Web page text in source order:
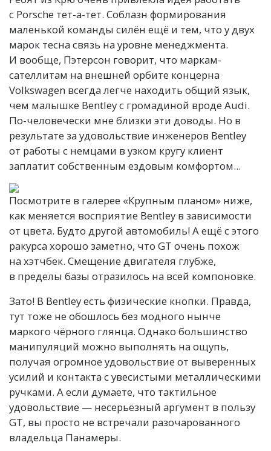
с Porsche тет-а-тет. Соблазн формирования
маленькой команды силён ещё и тем, что у двух
марок тесна связь на уровне менеджмента.
И вообще, Пэтерсон говорит, что маркам-
сателлитам на внешней орбите концерна
Volkswagen всегда легче находить общий язык,
чем малышке Bentley с громадиной вроде Audi.
По-человечески мне близки эти доводы. Но в
результате за удовольствие инженеров Bentley
от работы с немцами в узком кругу клиент
заплатит собственным ездовым комфортом...
Посмотрите в галерее «Крупным планом» ниже,
как меняется восприятие Bentley в зависимости
от цвета. Будто другой автомобиль! А ещё с этого
ракурса хорошо заметно, что GT очень похож
на хэтчбек. Смещение двигателя глубже,
в пределы базы отразилось на всей компоновке.
Зато! В Bentley есть физические кнопки. Правда,
тут тоже не обошлось без модного нынче
маркого чёрного глянца. Однако большинство
манипуляций можно выполнять на ощупь,
получая огромное удовольствие от выверенных
усилий и контакта с увесистыми металлическими
ручками. А если думаете, что тактильное
удовольствие — несерьёзный аргумент в пользу
GT, вы просто не встречали разочарованного
владельца Панамеры.